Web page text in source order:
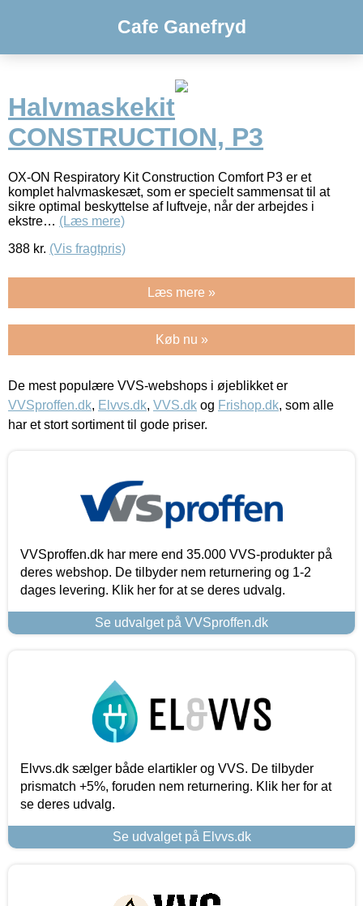
Cafe Ganefryd
Halvmaskekit
CONSTRUCTION, P3
OX-ON Respiratory Kit Construction Comfort P3 er et
komplet halvmaskesæt, som er specielt sammensat til at
sikre optimal beskyttelse af luftveje, når der arbejdes i
ekstre… (Læs mere)
388 kr. (Vis fragtpris)
Læs mere »
Køb nu »
De mest populære VVS-webshops i øjeblikket er
VVSproffen.dk, Elvvs.dk, VVS.dk og Frishop.dk, som alle
har et stort sortiment til gode priser.
VVSproffen.dk har mere end 35.000 VVS-produkter på
deres webshop. De tilbyder nem returnering og 1-2
dages levering. Klik her for at se deres udvalg.
Se udvalget på VVSproffen.dk
Elvvs.dk sælger både elartikler og VVS. De tilbyder
prismatch +5%, foruden nem returnering. Klik her for at
se deres udvalg.
Se udvalget på Elvvs.dk